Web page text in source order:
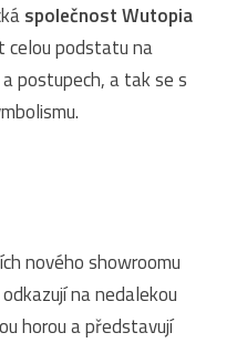
společnost Wutopia
celou podstatu na
postupech, a tak se s
nového showroomu
na nedalekou
horou a představují